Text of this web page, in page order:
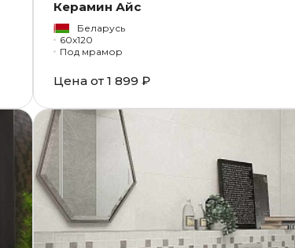
Керамин Айс
Беларусь
60x120
Под мрамор
Цена от 1 899 ₽